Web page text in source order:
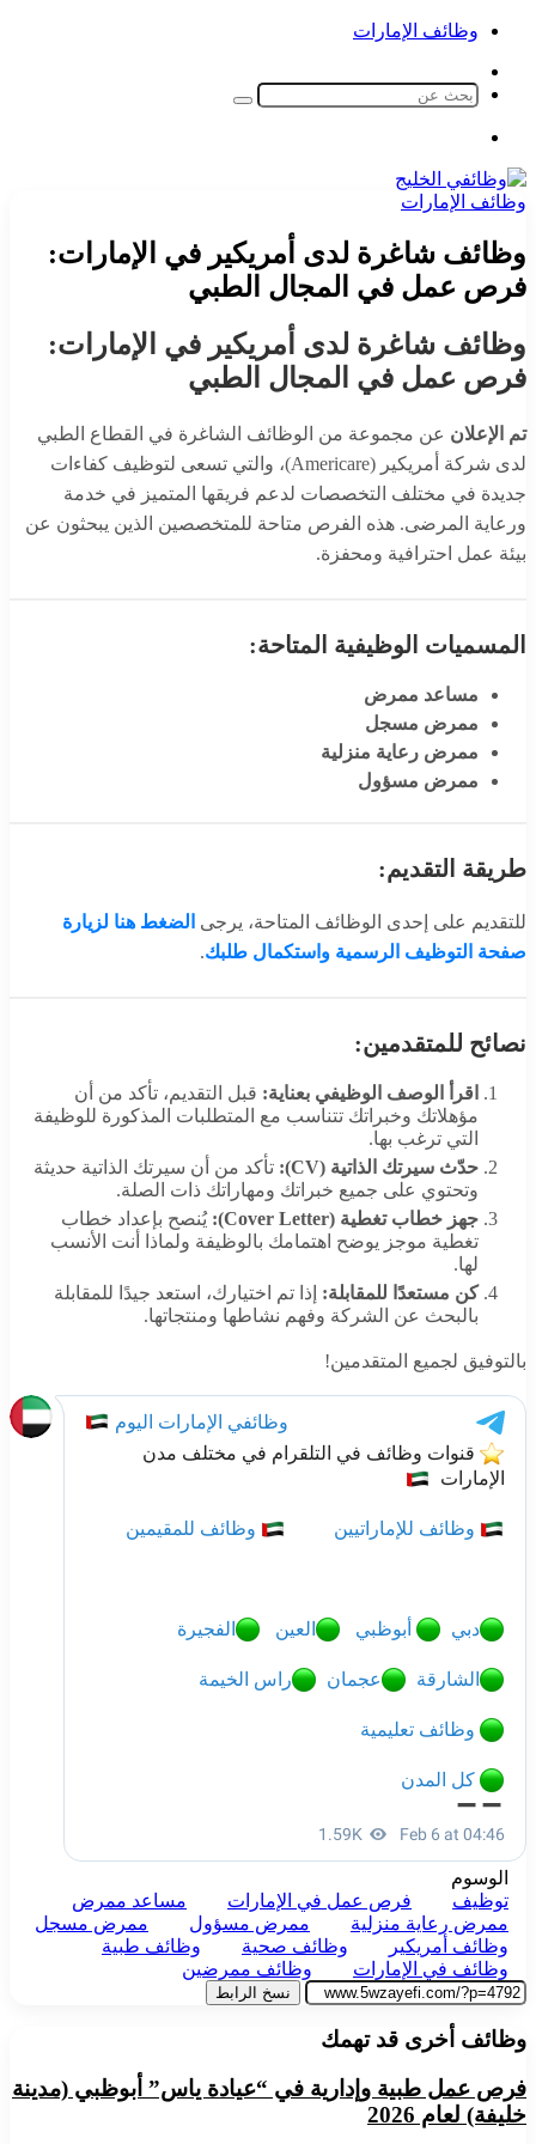
وظائف الإمارات
المظلم
بحث
وظائف الإمارات
وظائف شاغرة لدى أمريكير في الإمارات:
فرص عمل في المجال الطبي
وظائف شاغرة لدى أمريكير في الإمارات:
فرص عمل في المجال الطبي
تم الإعلان عن مجموعة من الوظائف الشاغرة في القطاع الطبي
لدى شركة أمريكير (Americare)، والتي تسعى لتوظيف كفاءات
جديدة في مختلف التخصصات لدعم فريقها المتميز في خدمة
ورعاية المرضى. هذه الفرص متاحة للمتخصصين الذين يبحثون عن
بيئة عمل احترافية ومحفزة.
المسميات الوظيفية المتاحة:
مساعد ممرض
ممرض مسجل
ممرض رعاية منزلية
ممرض مسؤول
طريقة التقديم:
للتقديم على إحدى الوظائف المتاحة، يرجى الضغط هنا لزيارة
صفحة التوظيف الرسمية واستكمال طلبك.
نصائح للمتقدمين:
اقرأ الوصف الوظيفي بعناية: قبل التقديم، تأكد من أن
مؤهلاتك وخبراتك تتناسب مع المتطلبات المذكورة للوظيفة
التي ترغب بها.
حدّث سيرتك الذاتية (CV):
تأكد من أن سيرتك الذاتية حديثة
وتحتوي على جميع خبراتك ومهاراتك ذات الصلة.
جهز خطاب تغطية (Cover Letter):
يُنصح بإعداد خطاب
تغطية موجز يوضح اهتمامك بالوظيفة ولماذا أنت الأنسب
لها.
كن مستعدًا للمقابلة: إذا تم اختيارك، استعد جيدًا للمقابلة
بالبحث عن الشركة وفهم نشاطها ومنتجاتها.
بالتوفيق لجميع المتقدمين!
الوسوم
توظيف
فرص عمل في الإمارات
مساعد ممرض
ممرض رعاية منزلية
ممرض مسؤول
ممرض مسجل
وظائف أمريكير
وظائف صحية
وظائف طبية
وظائف في الإمارات
وظائف ممرضين
نسخ الرابط
وظائف أخرى قد تهمك
فرص عمل طبية وإدارية في “عيادة ياس” أبوظبي (مدينة
خليفة) لعام 2026